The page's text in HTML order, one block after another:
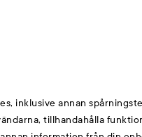
inklusive annan
tillhandahålla
Business